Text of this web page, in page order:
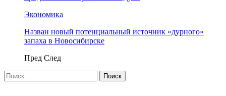
Экономика
Назван новый потенциальный источник «дурного»
запаха в Новосибирске
Пред След